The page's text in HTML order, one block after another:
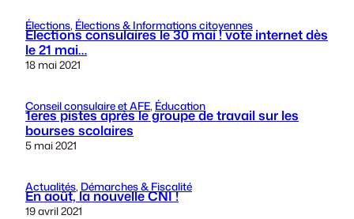
Élections, Élections & Informations citoyennes
Élections consulaires le 30 mai ! vote internet dès
le 21 mai…
18 mai 2021
Conseil consulaire et AFE, Éducation
1eres pistes après le groupe de travail sur les
bourses scolaires
5 mai 2021
Actualités, Démarches & Fiscalité
En août, la nouvelle CNI !
19 avril 2021